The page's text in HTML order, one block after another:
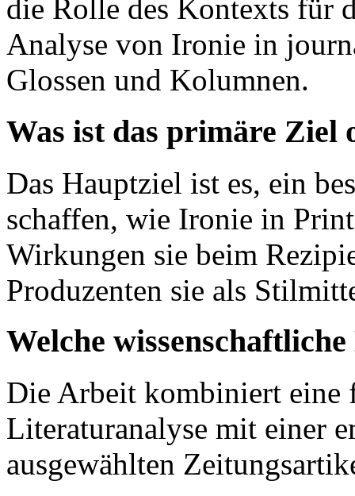
die Rolle des Kontexts für
Analyse von Ironie in
Glossen und Kolumnen.
Was ist das primäre Ziel
Das Hauptziel ist es, ein
schaffen, wie Ironie in
Wirkungen sie beim
Produzenten sie als
Welche
Die Arbeit kombiniert eine
Literaturanalyse mit einer
ausgewählten